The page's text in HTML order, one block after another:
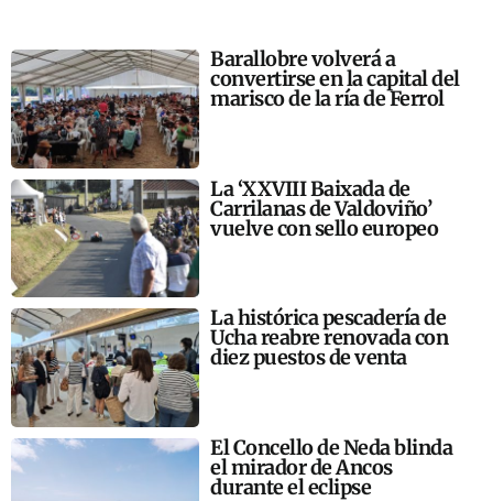
Barallobre volverá a
convertirse en la capital del
marisco de la ría de Ferrol
La ‘XXVIII Baixada de
Carrilanas de Valdoviño’
vuelve con sello europeo
La histórica pescadería de
Ucha reabre renovada con
diez puestos de venta
El Concello de Neda blinda
el mirador de Ancos
durante el eclipse